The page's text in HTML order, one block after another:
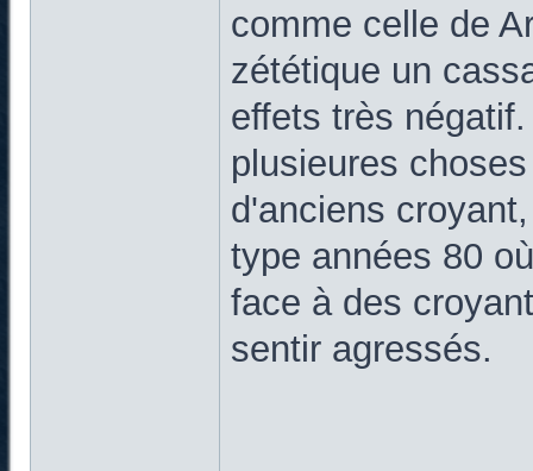
comme celle de
zététique un
effets très
plusieures
d'anciens
type années 80
face à des
sentir agressés.